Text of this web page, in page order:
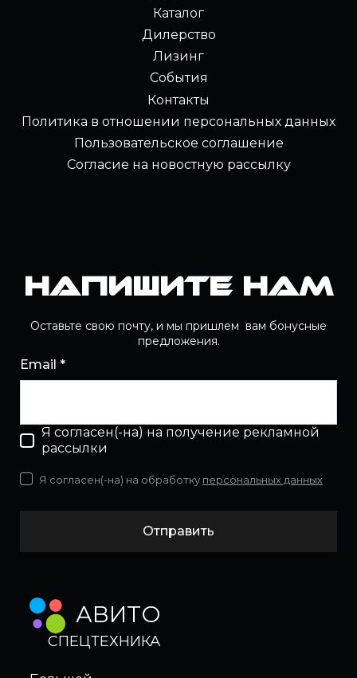
Каталог
Дилерство
Лизинг
События
Контакты
Политика в отношении персональных данных
Пользовательское соглашение
Согласие на новостную рассылку
Напишите нам
Оставьте свою почту, и мы пришлем вам бонусные
предложения.
Email *
Я согласен(-на) на получение рекламной
рассылки
Отправить
Я согласен(-на) на обработку персональных данных
АВИТО
СПЕЦТЕХНИКА